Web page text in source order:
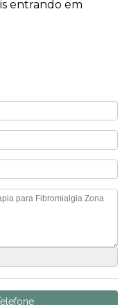
entrando em